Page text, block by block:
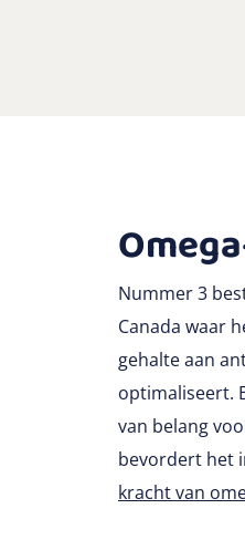
Nummer 3
Canada waar
gehalte aan
optimaliseert.
van belang
bevordert het
kracht van